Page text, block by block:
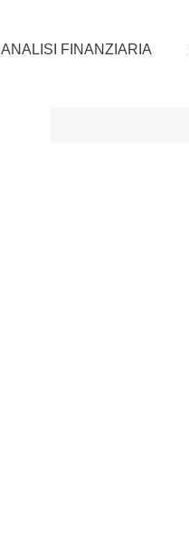
ANALISI FINANZIARIA